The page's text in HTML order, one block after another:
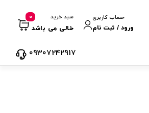
حساب کاربری
ورود / ثبت نام
سبد خرید
خالی می باشد
0
09307242917